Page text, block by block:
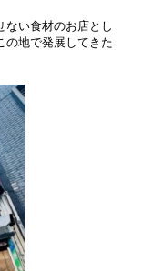
ない食材のお店とし
の地で発展してきた